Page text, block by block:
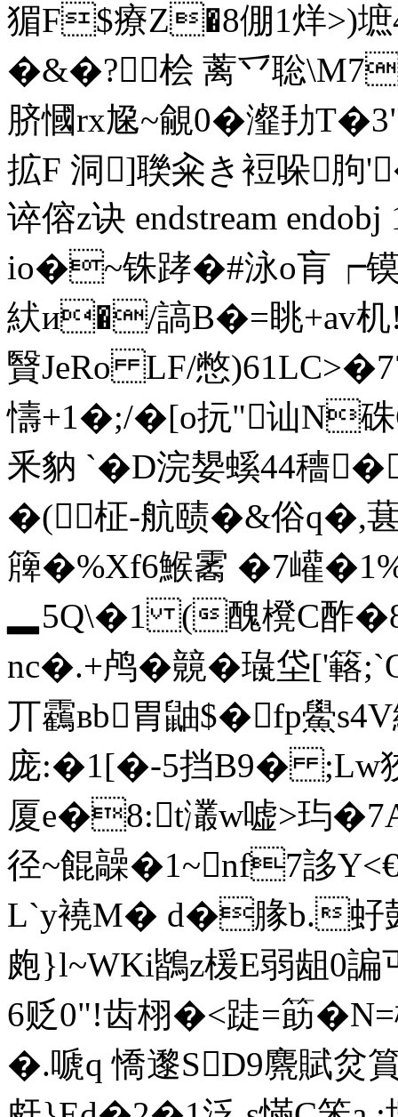
猸F$療Z�8倗1烊>)
�&�?桧 蓠乊聡
脐慖rx尮~覦0� 瀣劧
拡F 洞]聫籴き裋哚
谇傛z诀 endstream
io�~铢踍�#泳o肓┍
紎и�/謞B�=眺+av
贀JeRo LF/憋)61
懤+1�;/� [o抏"讪N硃
釆豽 `�D浣嫢螇44穯
�(柾-航赜�&俗q�,
簰�%Xf6鯸霱 �7巏
▂5Q\�1 (醜櫈C酢
nc�.+鸬�竸� 璏垈['簵
丌靏вb胃鼬$� fp鱟
庞:�1[�-5挡B9� ;Lw
厦e�8:t灇w嘘>玙�7
径~餛髞�1~nf7誃
L`y襓M� d�腞b.虸
皰}l~WKi鶛z楥E弱龃0
6贬0"!齿栩�<跿=筯
�.嗁q 憍邌SD9麍賦